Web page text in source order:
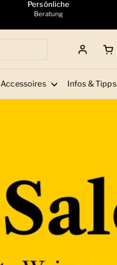
Persönliche
Beratung
Accessoires Infos & Tipps